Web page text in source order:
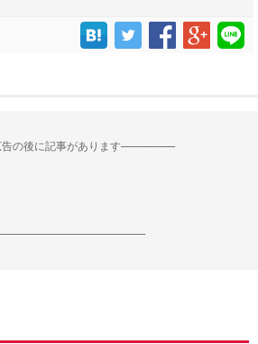
告の後に記事があります--------------------